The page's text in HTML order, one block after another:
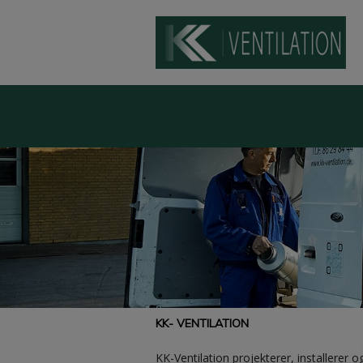
indholdet
KK- VENTILATION
KK-Ventilation projekterer, installerer